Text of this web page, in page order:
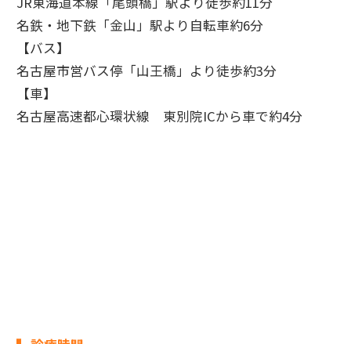
名鉄・地下鉄「金山」駅より自転車約6分
【バス】
名古屋市営バス停「山王橋」より徒歩約3分
【車】
名古屋高速都心環状線 東別院ICから車で約4分